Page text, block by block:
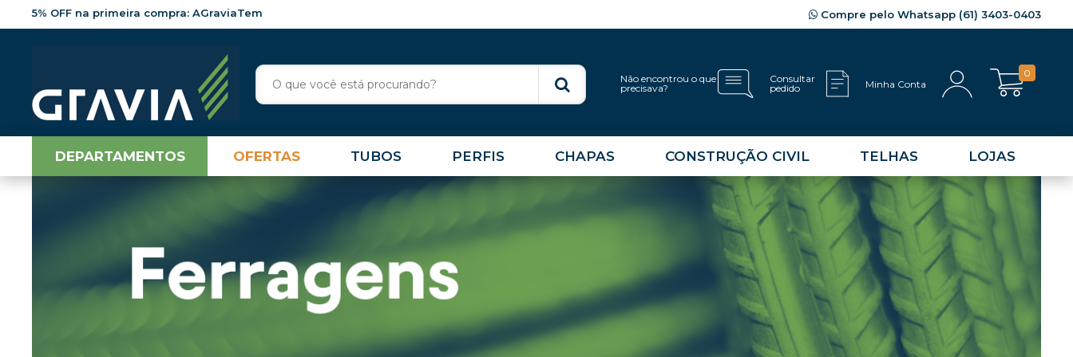
5% OFF na primeira compra: AGraviaTem Compre pelo Whatsapp (61) 3403-0403
0
Minha Conta
Consultar
pedido
Não encontrou o que
precisava?
DEPARTAMENTOS OFERTAS TUBOS PERFIS CHAPAS CONSTRUÇÃO CIVIL TELHAS LOJAS